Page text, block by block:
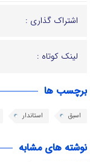
اشتراک گذاری :
لینک کوتاه :
برچسب ها
اسبق استاندار
نوشته های مشابه